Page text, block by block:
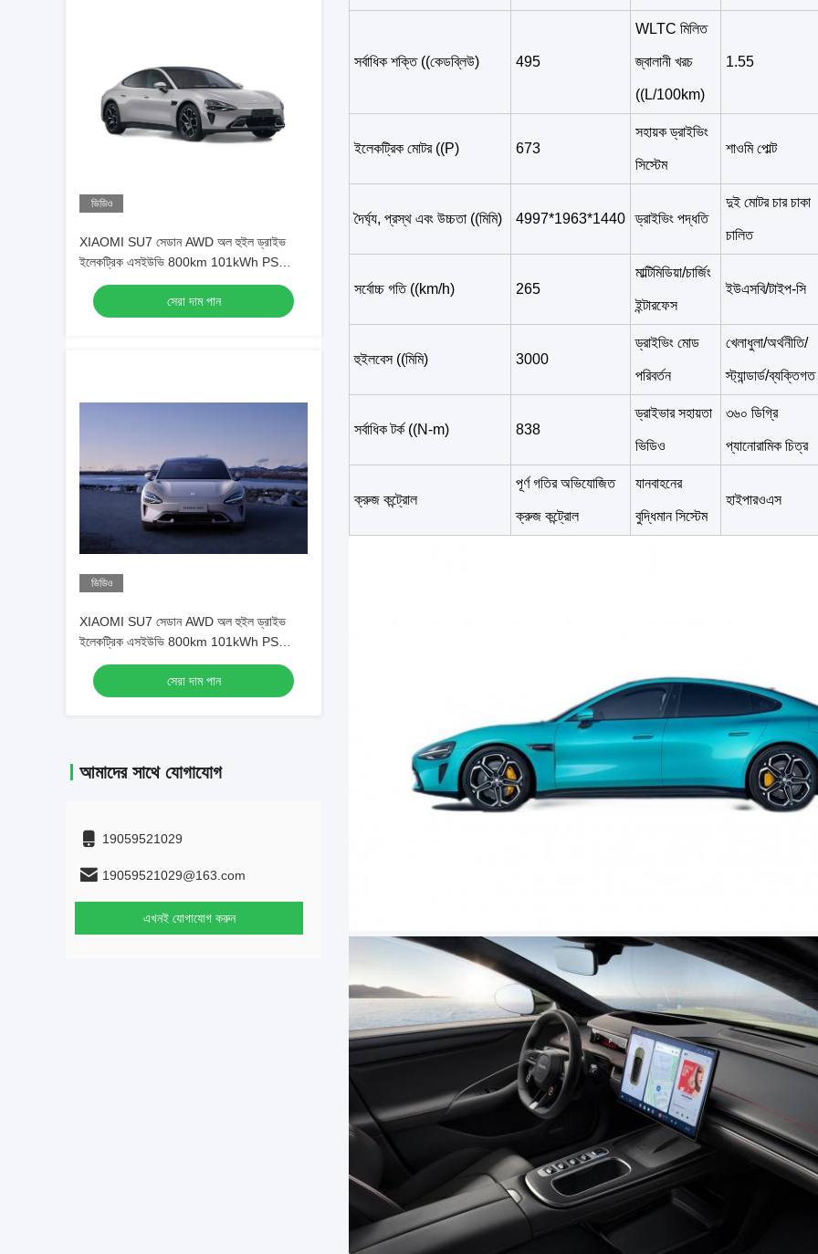
ভিডিও
XIAOMI SU7 সেডান AWD অল হুইল ড্রাইভ
ইলেকট্রিক এসইউভি 800km 101kWh PS
495kw/838nm R19
সেরা দাম পান
ভিডিও
XIAOMI SU7 সেডান AWD অল হুইল ড্রাইভ
ইলেকট্রিক এসইউভি 800km 101kWh PS
495kw/838nm R19
সেরা দাম পান
আমাদের সাথে যোগাযোগ
19059521029
19059521029@163.com
এখনই যোগাযোগ করুন
সর্বাধিক শক্তি ((কেডব্লিউ) 495
WLTC মিলিত
জ্বালানী খরচ
((L/100km)
1.55
ইলেকট্রিক মোটর ((P) 673
সহায়ক ড্রাইভিং
সিস্টেম
শাওমি পোল্ট
দৈর্ঘ্য, প্রস্থ এবং উচ্চতা ((মিমি) 4997*1963*1440 ড্রাইভিং পদ্ধতি
দুই মোটর চার চাকা
চালিত
সর্বোচ্চ গতি ((km/h) 265
মাল্টিমিডিয়া/চার্জিং
ইন্টারফেস
ইউএসবি/টাইপ-সি
হুইলবেস ((মিমি) 3000
ড্রাইভিং মোড
পরিবর্তন
খেলাধুলা/অর্থনীতি/
স্ট্যান্ডার্ড/ব্যক্তিগত
সর্বাধিক টর্ক ((N-m) 838
ড্রাইভার সহায়তা
ভিডিও
৩৬০ ডিগ্রি
প্যানোরামিক চিত্র
ক্রুজ কন্ট্রোল
পূর্ণ গতির অভিযোজিত
ক্রুজ কন্ট্রোল
যানবাহনের
বুদ্ধিমান সিস্টেম
হাইপারওএস